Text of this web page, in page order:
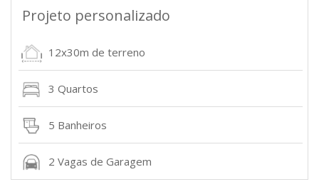
Projeto personalizado
12x30m de terreno
3 Quartos
5 Banheiros
2 Vagas de Garagem